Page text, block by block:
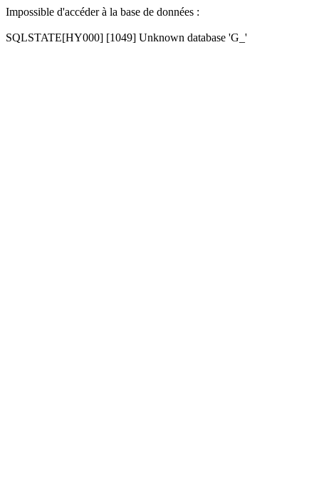
Impossible d'accéder à la base de données :
SQLSTATE[HY000] [1049] Unknown database 'G_'